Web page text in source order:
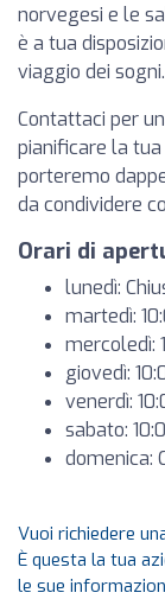
norvegesi e le
è a tua
viaggio dei sogni.
Contattaci per
pianificare la
porteremo
da condividere
Orari di
lunedì:
martedì:
mercoledì:
giovedì:
venerdì:
sabato:
domenica:
Vuoi richiedere
È questa la tua
le sue